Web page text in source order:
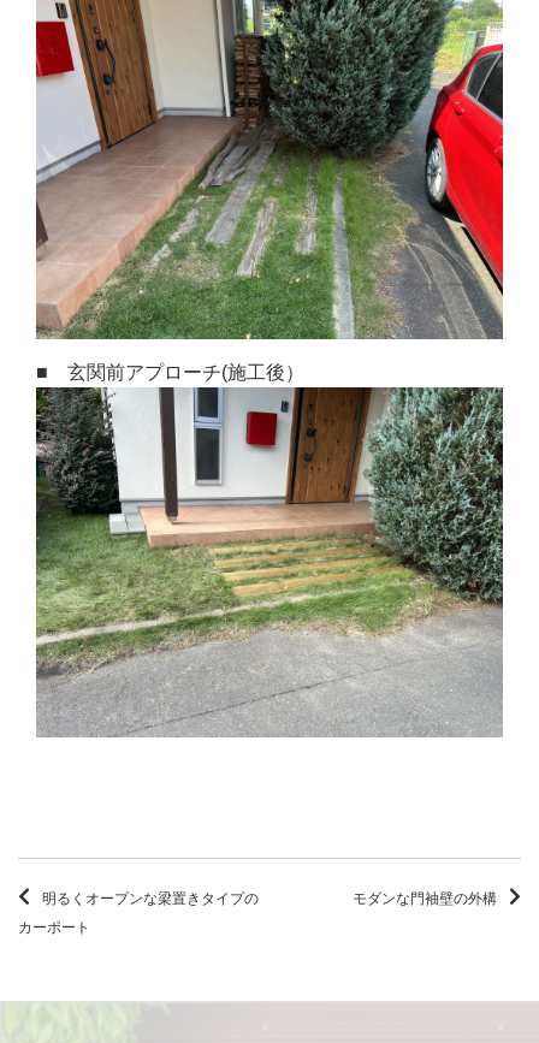
■ 玄関前アプローチ(施工後）
明るくオープンな梁置きタイプの
カーポート
モダンな門袖壁の外構